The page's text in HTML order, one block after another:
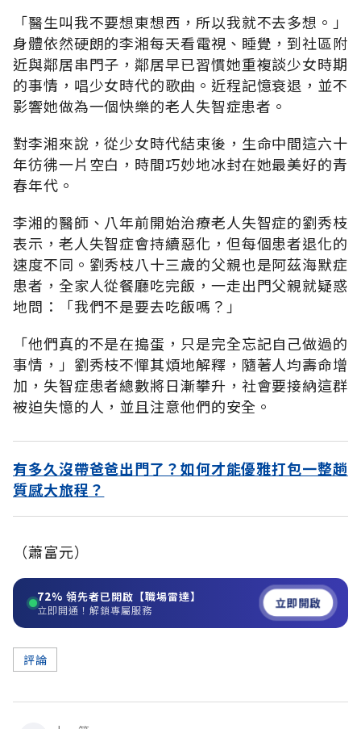
「醫生叫我不要想東想西，所以我就不去多想。」
身體依然硬朗的李湘每天看電視、睡覺，到社區附
近與鄰居串門子，鄰居早已習慣她重複談少女時期
的事情，唱少女時代的歌曲。近程記憶衰退，並不
影響她做為一個快樂的老人失智症患者。
對李湘來說，從少女時代結束後，生命中間這六十
年彷彿一片空白，時間巧妙地冰封在她最美好的青
春年代。
李湘的醫師、八年前開始治療老人失智症的劉秀枝
表示，老人失智症會持續惡化，但每個患者退化的
速度不同。劉秀枝八十三歲的父親也是阿茲海默症
患者，全家人從餐廳吃完飯，一走出門父親就疑惑
地問：「我們不是要去吃飯嗎？」
「他們真的不是在搗蛋，只是完全忘記自己做過的
事情，」劉秀枝不憚其煩地解釋，隨著人均壽命增
加，失智症患者總數將日漸攀升，社會要接納這群
被迫失憶的人，並且注意他們的安全。
有多久沒帶爸爸出門了？如何才能優雅打包一整趟
質感大旅程？
（蕭富元）
72% 領先者已開啟【職場雷達】
立即開通！解鎖專屬服務 立即開啟
評論